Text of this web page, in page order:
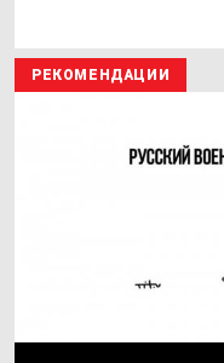
РЕКОМЕНДАЦИИ